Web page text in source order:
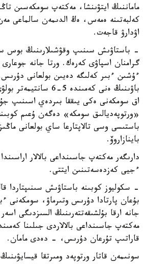
ماماننىڭ ايتۋىنشا، مەكتەپ سومكەسىن
كەلبەتىنە ەمەس، ەڭ الدىمەن سالماعى مەن
اۋدارۋ قاجەت.
گرامنان اسپاۋى كەرەك. ورتا جانە
ءۇشىن ءبىر كەلىگە دەيىن بولعانى دۇرىس.
باۋىنىڭ ەنى كەمىندە
اق سومكەنى ەكى يىققا بىردەي اسىنىپ
«ورتوپەديالىق سومكە» دەگەن ۇعىم
باستىسى وسى تالاپتارعا ساي بولعانى
باينازاروۆ.
دارىگەر مەكتەپ جاسىنداعى بالالار
ءجيى كەزدەسەتىنىن ايتتى.
- سكوليوز كوبىنە باستاۋىش سىنىپتاردا
بۇعان پارتادا دۇرىس وتىرماۋ، سومكەنى
جانە ارقا بۇلشىقەتتەرىنىڭ السىزدىگى
مەكتەپ جاسىنداعى بالالاردى جىلىنا
قاراتىپ تۇرعان دۇرىس، - دەدى مامان.
سونىمەن قاتار ورتوپەد ومىرتقا قيسايۋىنىڭ